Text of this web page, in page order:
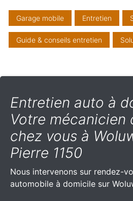
Garage mobile Entretien
Guide & conseils entretien
Entretien auto à
Votre mécanicien
chez vous à
Pierre 1150
Nous intervenons sur rendez-
automobile à domicile sur